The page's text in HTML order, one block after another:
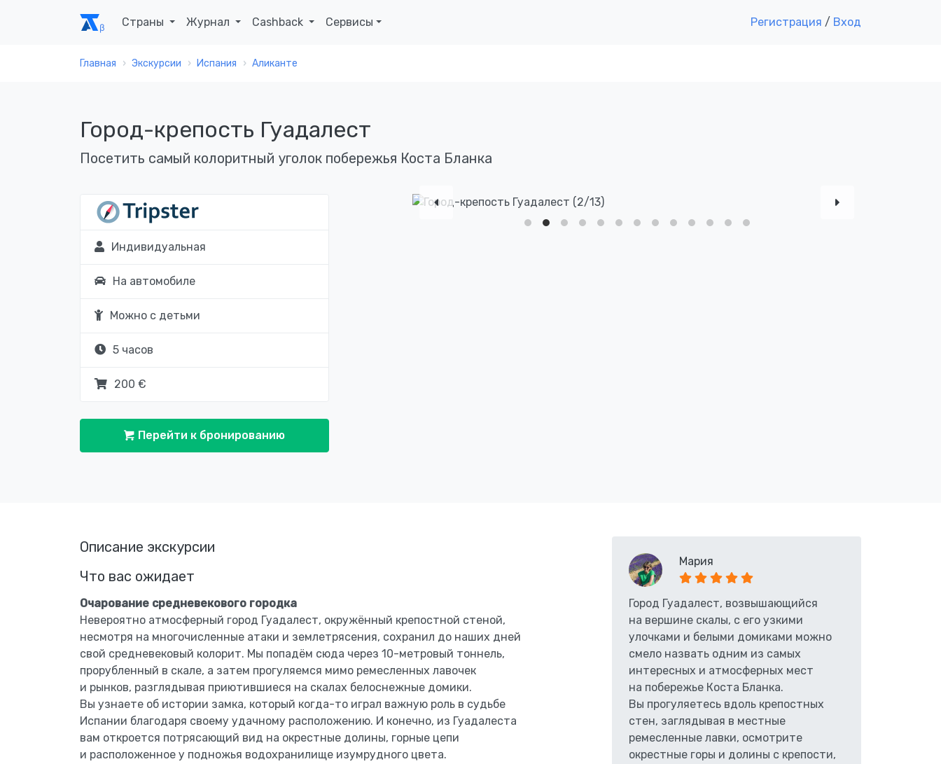
Страны Журнал Cashback Сервисы Регистрация / Вход
Главная Экскурсии Испания Аликанте
Город-крепость Гуадалест
Посетить самый колоритный уголок побережья Коста Бланка
Индивидуальная
На автомобиле
Можно с детьми
5 часов
200 €
Перейти к бронированию
Описание экскурсии
Что вас ожидает
Очарование средневекового городка
Невероятно атмосферный город Гуадалест, окружённый крепостной стеной,
несмотря на многочисленные атаки и землетрясения, сохранил до наших дней
свой средневековый колорит. Мы попадём сюда через 10-метровый тоннель,
прорубленный в скале, а затем прогуляемся мимо ремесленных лавочек
и рынков, разглядывая приютившиеся на скалах белоснежные домики.
Вы узнаете об истории замка, который когда-то играл важную роль в судьбе
Испании благодаря своему удачному расположению. И конечно, из Гуадалеста
вам откроется потрясающий вид на окрестные долины, горные цепи
и расположенное у подножья водохранилище изумрудного цвета.
Мария
Город Гуадалест, возвышающийся
на вершине скалы, с его узкими
улочками и белыми домиками можно
смело назвать одним из самых
интересных и атмосферных мест
на побережье Коста Бланка.
Вы прогуляетесь вдоль крепостных
стен, заглядывая в местные
ремесленные лавки, осмотрите
окрестные горы и долины с крепости,